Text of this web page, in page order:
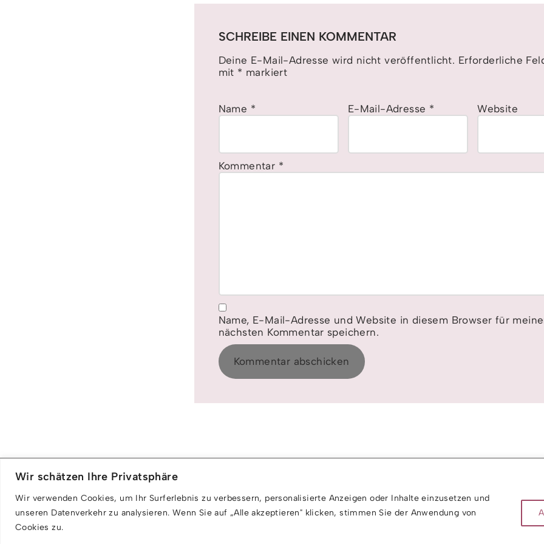
Wir schätzen Ihre Privatsphäre
Wir verwenden Cookies, um Ihr Surferlebnis zu verbessern, personalisierte Anzeigen oder Inhalte einzusetzen und
unseren Datenverkehr zu analysieren. Wenn Sie auf „Alle akzeptieren" klicken, stimmen Sie der Anwendung von
Cookies zu.
SCHREIBE EINEN KOMMENTAR
Deine E-Mail-Adresse wird nicht veröffentlicht. Erforderliche
mit * markiert
Name * E-Mail-Adresse * Website
Kommentar *
Name, E-Mail-Adresse und Website in diesem Browser für
nächsten Kommentar speichern.
Neve| Präsentiert von
AGB DATENSCHUTZ LINKS IMPRESSUM